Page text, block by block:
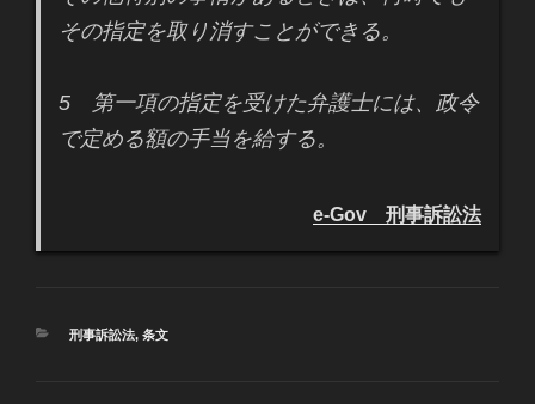
その指定を取り消すことができる。
5 第一項の指定を受けた弁護士には、政令
で定める額の手当を給する。
e-Gov 刑事訴訟法
カ
刑事訴訟法, 条文